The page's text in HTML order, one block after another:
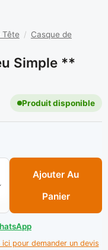
Tête / Casque de
Simple **
Produit disponible
** GSP
Ajouter Au
Panier
ici pour demander un devis